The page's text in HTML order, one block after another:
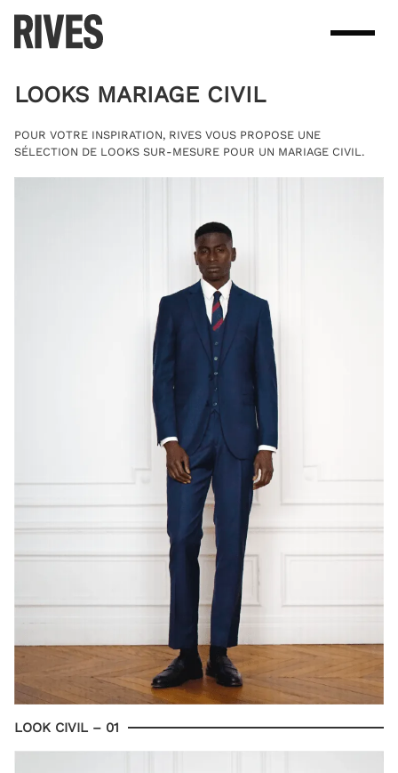
content
LOOKS MARIAGE CIVIL
POUR VOTRE INSPIRATION, RIVES VOUS PROPOSE UNE
SÉLECTION DE LOOKS SUR-MESURE POUR UN MARIAGE CIVIL.
LOOK CIVIL – 01